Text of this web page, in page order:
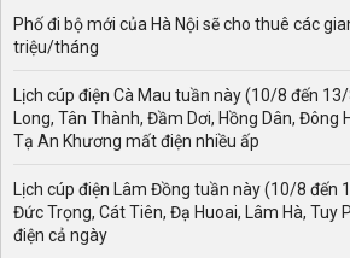
Phố đi bộ mới của Hà Nội sẽ cho thuê các
triệu/tháng
Lịch cúp điện Cà Mau tuần này (10/8 đến
Long, Tân Thành, Đầm Dơi, Hồng Dân, Đông
Tạ An Khương mất điện nhiều ấp
Lịch cúp điện Lâm Đồng tuần này (10/8 đến
Đức Trọng, Cát Tiên, Đạ Huoai, Lâm Hà, Tuy
điện cả ngày